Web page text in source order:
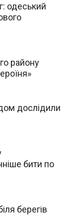
одеський
району
дослідили
бити по
берегів